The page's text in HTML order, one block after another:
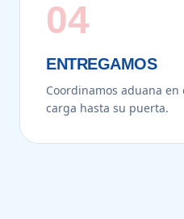
04
ENTREGAMOS
Coordinamos aduana
carga hasta su puerta.